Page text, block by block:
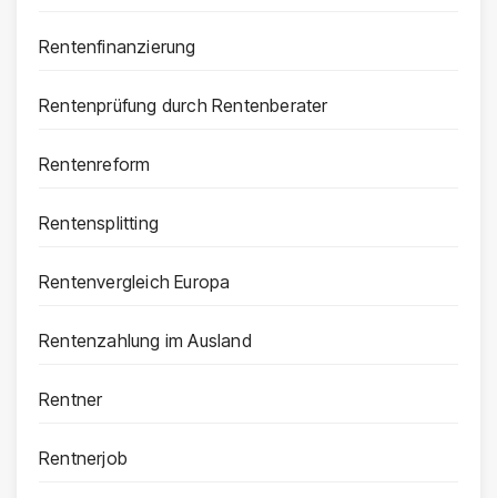
Rentenfinanzierung
Rentenprüfung durch Rentenberater
Rentenreform
Rentensplitting
Rentenvergleich Europa
Rentenzahlung im Ausland
Rentner
Rentnerjob